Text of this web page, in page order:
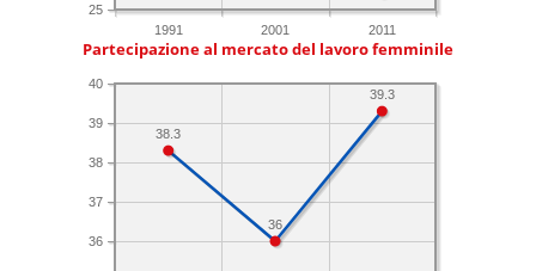
1991 2001 2011
25
Partecipazione al mercato del lavoro femminile
36
37
38
39
40
39.3
36
38.3